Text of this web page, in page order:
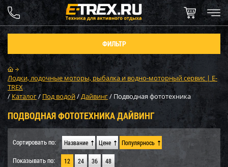
ФИЛЬТР
Лодки, лодочные моторы, рыбалка и водно-моторный сервис | E-
TREX
/Каталог/ Под водой/Дайвинг/ Подводная фототехника
ПОДВОДНАЯ ФОТОТЕХНИКА ДАЙВИНГ
Сортировать по: Название Цене Популярнось
Показывать по: 12 24 36 48